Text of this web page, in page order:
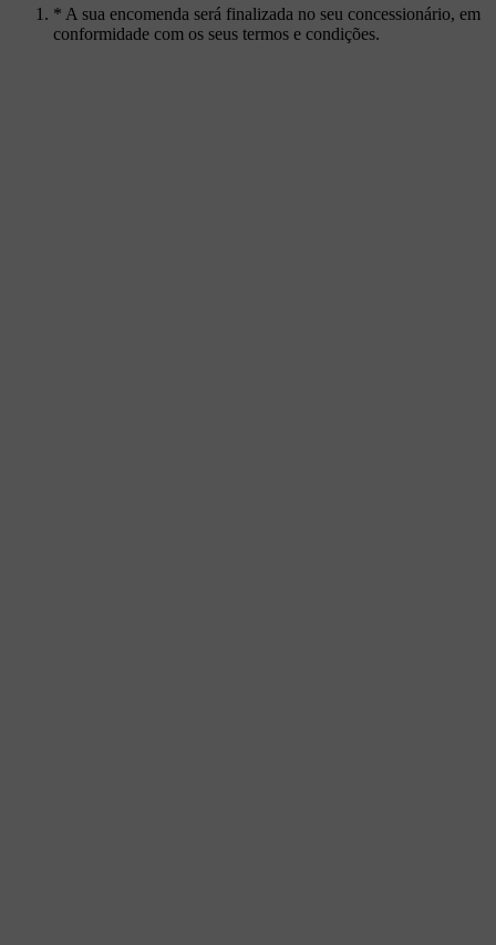
* A sua encomenda será finalizada no seu concessionário, em
conformidade com os seus termos e condições.